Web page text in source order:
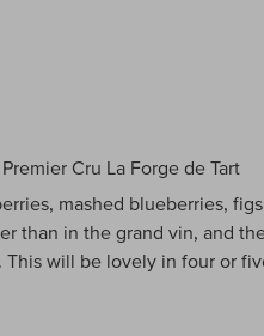
Cru La Forge de Tart
mashed blueberries,
than in the grand vin, and
will be lovely in four or